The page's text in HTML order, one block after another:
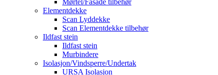
Mørtel/Fasade tilbehør
Elementdekke
Scan Lyddekke
Scan Elementdekke tilbehør
Ildfast stein
Ildfast stein
Murbindere
Isolasjon/Vindsperre/Undertak
URSA Isolasjon